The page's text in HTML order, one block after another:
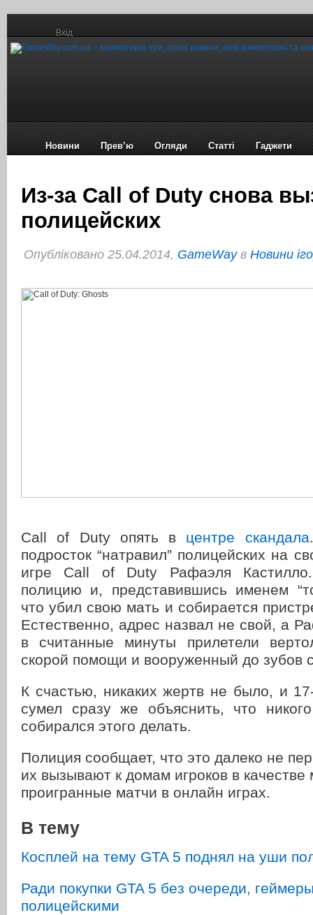
Вхід
Новини Прев’ю Огляди Статті Гаджети
Из-за Call of Duty снова
полицейских
Опубліковано 25.04.2014, GameWayв Новини
Call of Duty опять в центре скандала
подросток “натравил” полицейских на
игре Call of Duty Рафаэля
полицию и, представившись именем
что убил свою мать и собирается
Естественно, адрес назвал не свой, а
в считанные минуты прилетели
скорой помощи и вооруженный до зубов
К счастью, никаких жертв не было, и
сумел сразу же объяснить, что
собирался этого делать.
Полиция сообщает, что это далеко не
их вызывают к домам игроков в качестве
проигранные матчи в онлайн играх.
В тему
Косплей на тему GTA 5 поднял на уши
Ради покупки GTA 5 без очереди,
полицейскими